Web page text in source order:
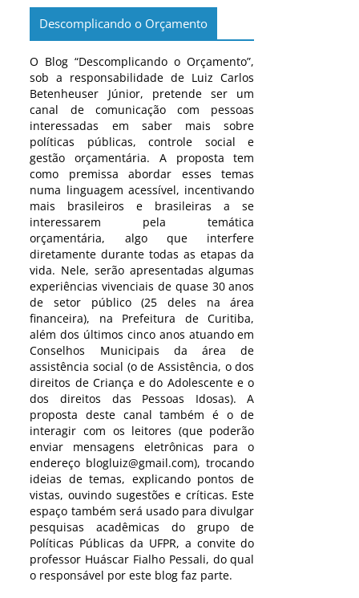
Descomplicando o Orçamento
O Blog “Descomplicando o Orçamento”,
sob a responsabilidade de Luiz Carlos
Betenheuser Júnior, pretende ser um
canal de comunicação com pessoas
interessadas em saber mais sobre
políticas públicas, controle social e
gestão orçamentária. A proposta tem
como premissa abordar esses temas
numa linguagem acessível, incentivando
mais brasileiros e brasileiras a se
interessarem pela temática
orçamentária, algo que interfere
diretamente durante todas as etapas da
vida. Nele, serão apresentadas algumas
experiências vivenciais de quase 30 anos
de setor público (25 deles na área
financeira), na Prefeitura de Curitiba,
além dos últimos cinco anos atuando em
Conselhos Municipais da área de
assistência social (o de Assistência, o dos
direitos de Criança e do Adolescente e o
dos direitos das Pessoas Idosas). A
proposta deste canal também é o de
interagir com os leitores (que poderão
enviar mensagens eletrônicas para o
endereço blogluiz@gmail.com), trocando
ideias de temas, explicando pontos de
vistas, ouvindo sugestões e críticas. Este
espaço também será usado para divulgar
pesquisas acadêmicas do grupo de
Políticas Públicas da UFPR, a convite do
professor Huáscar Fialho Pessali, do qual
o responsável por este blog faz parte.